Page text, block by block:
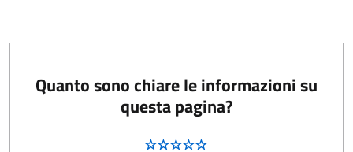
Quanto sono chiare le informazioni su
questa pagina?